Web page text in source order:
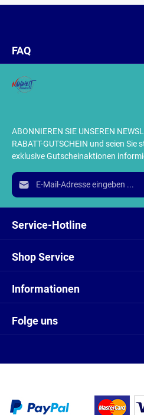
ABONNIEREN SIE UNSEREN
RABATT-GUTSCHEIN und seien
exklusive Gutscheinaktionen
E-Mail-Adresse*
Ich habe die
einverstanden.
Folge uns
Service-Hotline
Shop Service
Informationen
FAQ